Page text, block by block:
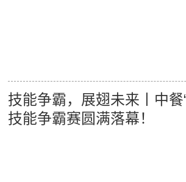
技能争霸，展翅未来丨中餐
技能争霸赛圆满落幕！